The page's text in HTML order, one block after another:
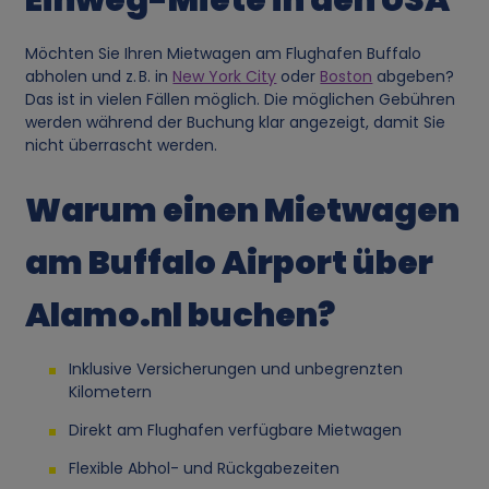
Möchten Sie Ihren Mietwagen am Flughafen Buffalo
abholen und z. B. in New York City oder Boston abgeben?
Das ist in vielen Fällen möglich. Die möglichen Gebühren
werden während der Buchung klar angezeigt, damit Sie
nicht überrascht werden.
Warum einen Mietwagen
am Buffalo Airport über
Alamo.nl buchen?
Inklusive Versicherungen und unbegrenzten
Kilometern
Direkt am Flughafen verfügbare Mietwagen
Flexible Abhol- und Rückgabezeiten
g
v
o
n
p
e